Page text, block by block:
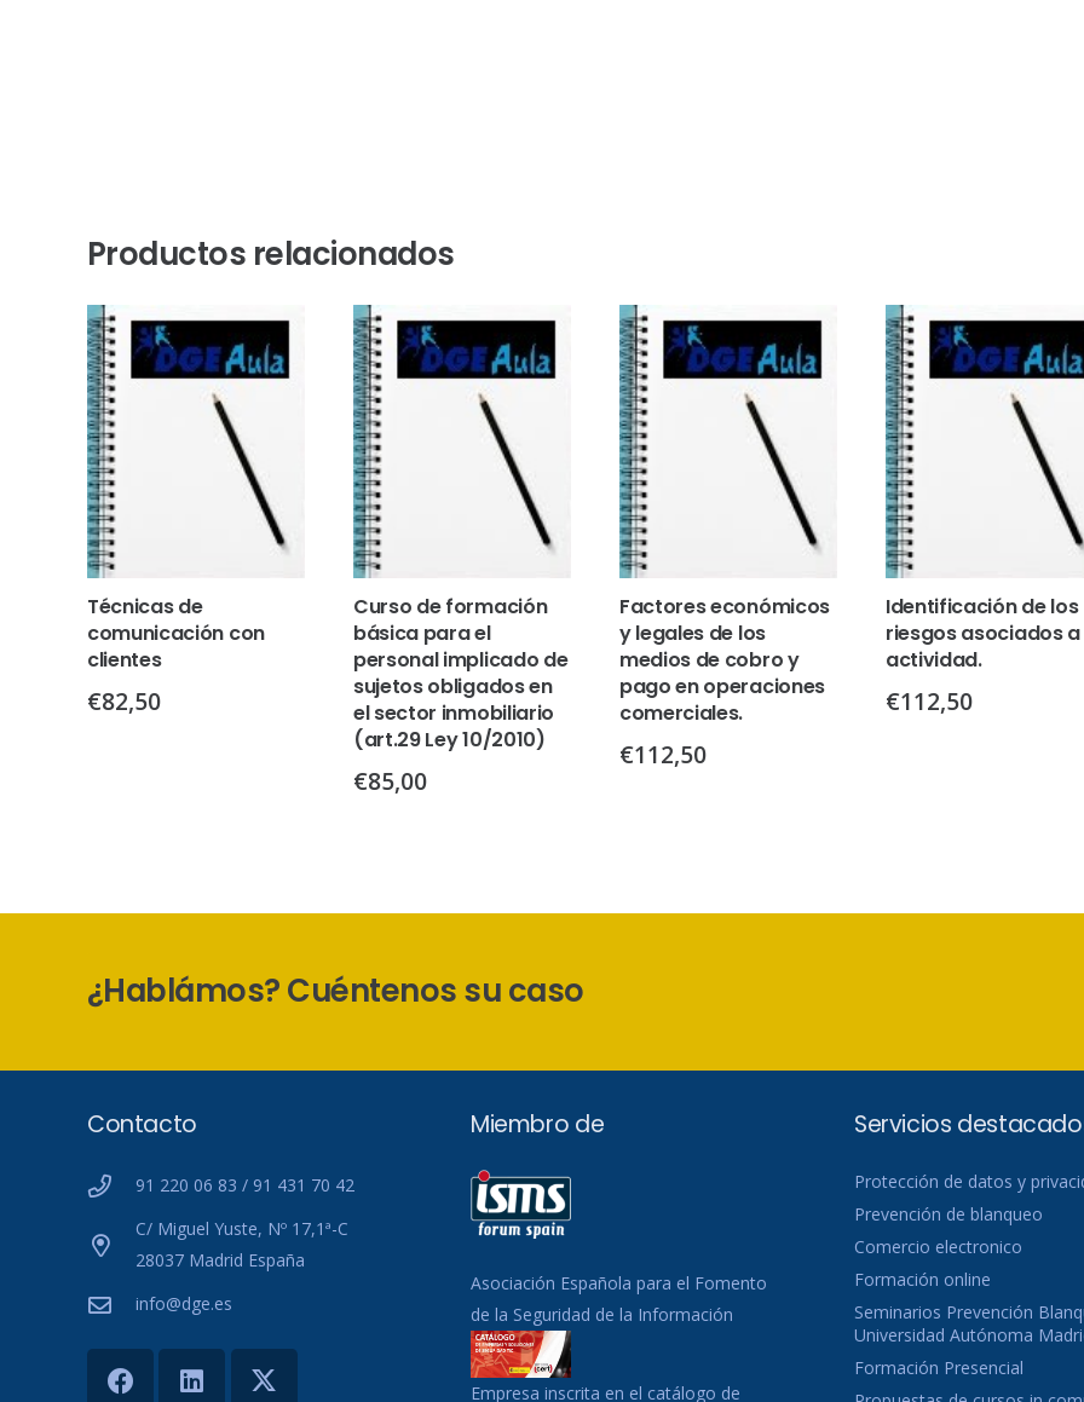
Productos relacionados
Técnicas de
comunicación con
clientes
€82,50
Curso de formación
básica para el
personal implicado de
sujetos obligados en
el sector inmobiliario
(art.29 Ley 10/2010)
€85,00
Factores económicos
y legales de los
medios de cobro y
pago en operaciones
comerciales.
€112,50
Identificación de los
riesgos asociados
actividad.
€112,50
¿Hablámos? Cuéntenos su caso
Contacto
91 220 06 83 / 91 431 70 42
C/ Miguel Yuste, Nº 17,1ª-C
28037 Madrid España
info@dge.es
Miembro de
Asociación Española para el Fomento
de la Seguridad de la Información
Empresa inscrita en el catálogo de
Servicios
Protección de datos y
Prevención de blanqueo
Comercio electronico
Formación online
Seminarios Prevención
Universidad Autónoma
Formación Presencial